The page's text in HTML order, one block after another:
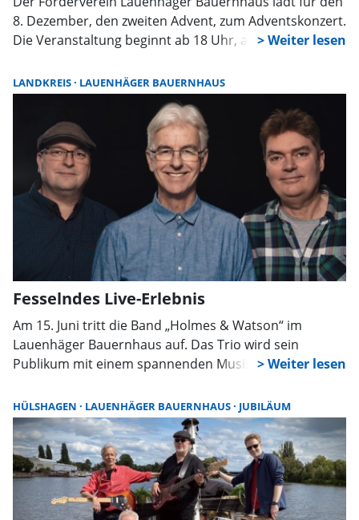
8. Dezember, den zweiten Advent, zum Adventskonzert.
Die Veranstaltung beginnt ab 18 Uhr, auftreten wird
Helfer des Fördervereins kalte Getränke, Würstchen
sowie Glühwein und Kinderpunsch für alle Gäste
bereit. Ab 18 Uhr singt der Chor im Bauernhaus,
weihnachtliche Weisen und andere Lieder werden
erklingen.
LANDKREIS LAUENHÄGER BAUERNHAUS
Fesselndes Live-Erlebnis
Am 15. Juni tritt die Band „Holmes & Watson“ im
Lauenhäger Bauernhaus auf. Das Trio wird sein
Publikum mit einem spannenden Musikmix
HÜLSHAGEN LAUENHÄGER BAUERNHAUS JUBILÄUM